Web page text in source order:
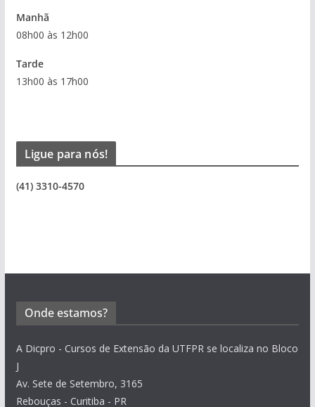
Manhã
08h00 às 12h00
Tarde
13h00 às 17h00
Ligue para nós!
(41) 3310-4570
Onde estamos?
A Dicpro - Cursos de Extensão da UTFPR se localiza no Bloco
J
Av. Sete de Setembro, 3165
Rebouças - Curitiba - PR